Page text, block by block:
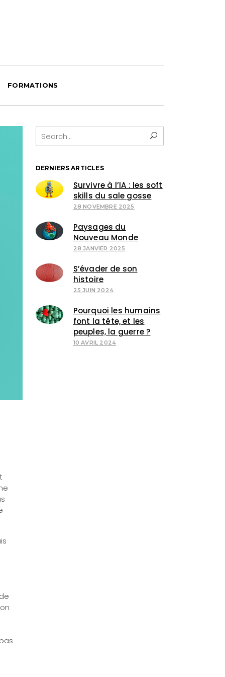
FORMATIONS
Search
for:
DERNIERS ARTICLES
Survivre à l’IA : les soft
skills du sale gosse
28 NOVEMBRE 2025
Paysages du
Nouveau Monde
28 JANVIER 2025
S’évader de son
histoire
25 JUIN 2024
Pourquoi les humains
font la tête, et les
peuples, la guerre ?
10 AVRIL 2024